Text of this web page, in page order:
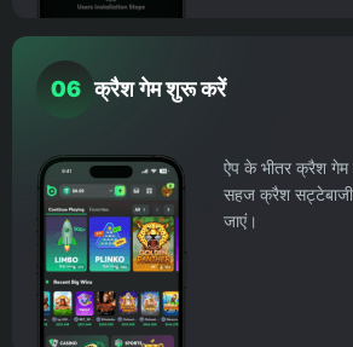
06 क्रैश गेम शुरू करें
ऐप के भीतर क्रैश
सहज क्रैश
जाएं।